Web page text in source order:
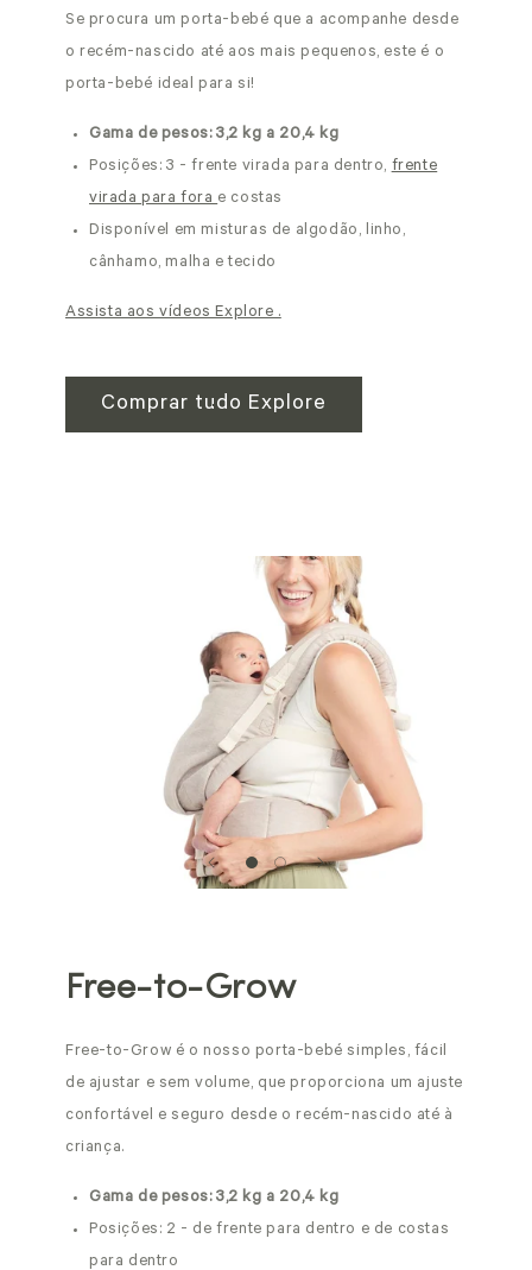
Se procura um porta-bebé que a acompanhe desde
o recém-nascido até aos mais pequenos, este é o
porta-bebé ideal para si!
Gama de pesos: 3,2 kg a 20,4 kg
Posições: 3 - frente virada para dentro,frente
virada para forae costas
Disponível em misturas de algodão, linho,
cânhamo, malha e tecido
Assista aos vídeos Explore .
Comprar tudo Explore
Free-to-Grow
Free-to-Grow é o nosso porta-bebé simples, fácil
de ajustar e sem volume, que proporciona um ajuste
confortável e seguro desde o recém-nascido até à
criança.
Gama de pesos: 3,2 kg a 20,4 kg
Posições: 2 - de frente para dentro e de costas
para dentro